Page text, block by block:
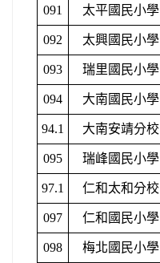
091 太平國民小學
092 太興國民小學
093 瑞里國民小學
094 大南國民小學
94.1 大南安靖分校
095 瑞峰國民小學
97.1 仁和太和分校
097 仁和國民小學
098 梅北國民小學